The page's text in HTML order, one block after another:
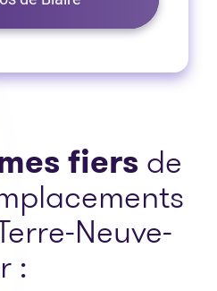
fiers de
Neuve-
: